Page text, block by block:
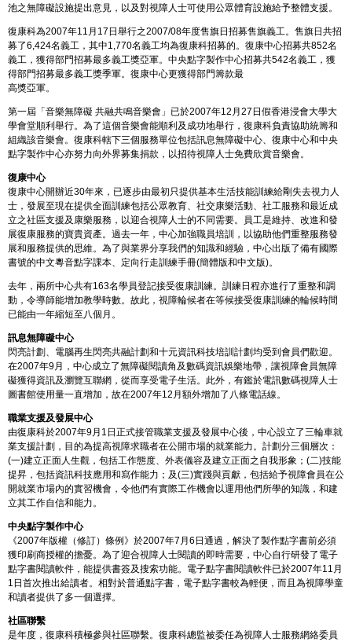
池之無障礙設施提出意見，以及對視障人士可使用公眾體育設施給予整體支援。
復康科為2007年11月17日舉行之2007/08年度售旗日招募售旗義工。售旗日共招
募了6,424名義工，其中1,770名義工均為復康科招募的。復康中心招募共852名
義工，獲得部門招募最多義工獎亞軍。中央點字製作中心招募共542名義工，獲
得部門招募最多義工獎季軍。復康中心更獲得部門籌款最
高獎亞軍。
第一屆「音樂無障礙 共融共鳴音樂會」已於2007年12月27日假香港浸會大學大
學會堂順利舉行。為了這個音樂會能順利及成功地舉行，復康科負責協助統籌和
組織該音樂會。復康科轄下三個服務單位包括訊息無障礙中心、復康中心和中央
點字製作中心亦努力向外界募集捐款，以招待視障人士免費欣賞音樂會。
復康中心
復康中心開辦近30年來，已逐步由最初只提供基本生活技能訓練給剛失去視力人
士，發展至現在提供全面訓練包括公眾教育、社交康樂活動、社工服務和最近成
立之社區支援及康樂服務，以迎合視障人士的不同需要。員工是維持、改進和發
展復康服務的寶貴資產。過去一年，中心加強職員培訓，以協助他們重整服務發
展和服務提供的思維。為了與業界分享我們的知識和經驗，中心出版了備有國際
書號的中文粵音點字課本、定向行走訓練手冊(簡體版和中文版)。
去年，兩所中心共有163名學員登記接受復康訓練。訓練日程亦進行了重整和調
動，令導師能增加教學時數。故此，視障輪候者在等候接受復康訓練的輪候時間
已能由一年縮短至八個月。
訊息無障礙中心
閃亮計劃、電腦再生閃亮共融計劃和十元資訊科技培訓計劃均受到會員們歡迎。
在2007年9月，中心成立了無障礙閱讀角及數碼資訊娛樂地帶，讓視障會員無障
礙獲得資訊及瀏覽互聯網，從而享受電子生活。此外，有鑑於電訊數碼視障人士
圖書館使用量一直增加，故在2007年12月額外增加了八條電話線。
職業支援及發展中心
由復康科於2007年9月1日正式接管職業支援及發展中心後，中心設立了三輪車就
業支援計劃，目的為提高視障求職者在公開市場的就業能力。計劃分三個層次：
(一)建立正面人生觀，包括工作態度、外表儀容及建立正面之自我形象；(二)技能
提昇，包括資訊科技應用和寫作能力；及(三)實踐與貢獻，包括給予視障會員在公
開就業市場內的實習機會，令他們有實際工作機會以運用他們所學的知識，和建
立其工作自信和能力。
中央點字製作中心
《2007年版權（修訂）條例》於2007年7月6日通過，解決了製作點字書前必須
獲印刷商授權的擔憂。為了迎合視障人士閱讀的即時需要，中心自行研發了電子
點字書閱讀軟件，能提供書簽及搜索功能。電子點字書閱讀軟件已於2007年11月
1日首次推出給讀者。相對於普通點字書，電子點字書較為輕便，而且為視障學童
和讀者提供了多一個選擇。
社區聯繫
是年度，復康科積極參與社區聯繫。復康科總監被委任為視障人士服務網絡委員